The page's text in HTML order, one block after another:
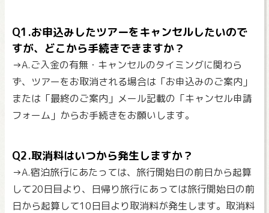
Q1.お申込みしたツアーをキャンセルしたいので
すが、どこから手続きできますか？
→A.ご入金の有無・キャンセルのタイミングに関わら
ず、ツアーをお取消される場合は「お申込みのご案内」
または「最終のご案内」メール記載の「キャンセル申請
フォーム」からお手続きをお願いします。
Q2.取消料はいつから発生しますか？
→A.宿泊旅行にあたっては、旅行開始日の前日から起算
して20日目より、日帰り旅行にあっては旅行開始日の前
日から起算して10日目より取消料が発生します。取消料